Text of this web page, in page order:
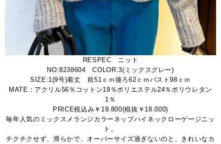
RESPEC ニット
NO:8238604 COLOR:3(ミックスグレー)
SIZE:1(9号)着丈 前51ｃｍ後ろ62ｃｍバスト98ｃｍ
MATE：アクリル56％コットン19％ポリエステル24％ポリウレタン
1％
PRICE税込み￥19.800(税抜￥18.000)
毎年人気のミックスメランジカラーネップハイネックローゲージニッ
ト。
チクチクせず、滑らかで、オーバーサイズ過ぎないのと、きれいなカ